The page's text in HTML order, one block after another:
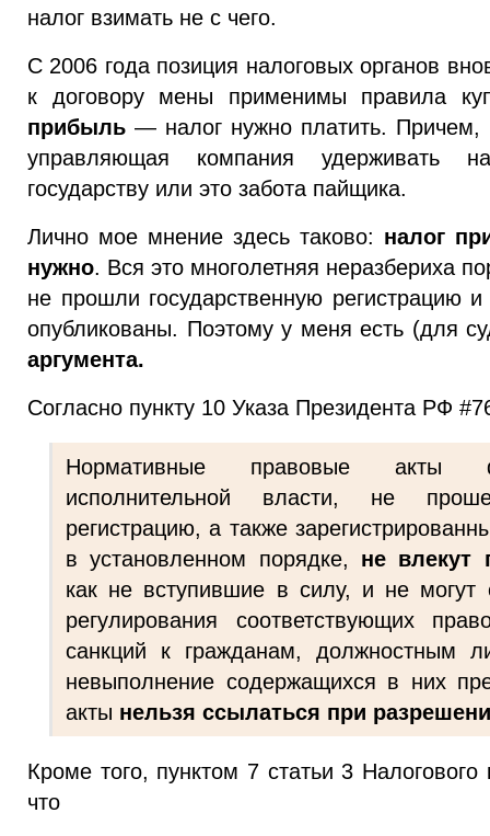
налог взимать не с чего.
С 2006 года позиция налоговых органов
к договору мены применимы правила
прибыль — налог нужно платить.
управляющая компания удерживать
государству или это забота пайщика.
Лично мое мнение здесь таково: налог
нужно. Вся это многолетняя неразбериха
не прошли государственную регистрацию
опубликованы. Поэтому у меня есть (для
аргумента.
Согласно пункту 10 Указа Президента РФ
Нормативные правовые акты
исполнительной власти, не
регистрацию, а также
в установленном порядке, не влекут
как не вступившие в силу, и не могут
регулирования соответствующих
санкций к гражданам, должностным
невыполнение содержащихся в них
акты нельзя ссылаться при
Кроме того, пунктом 7 статьи 3
что